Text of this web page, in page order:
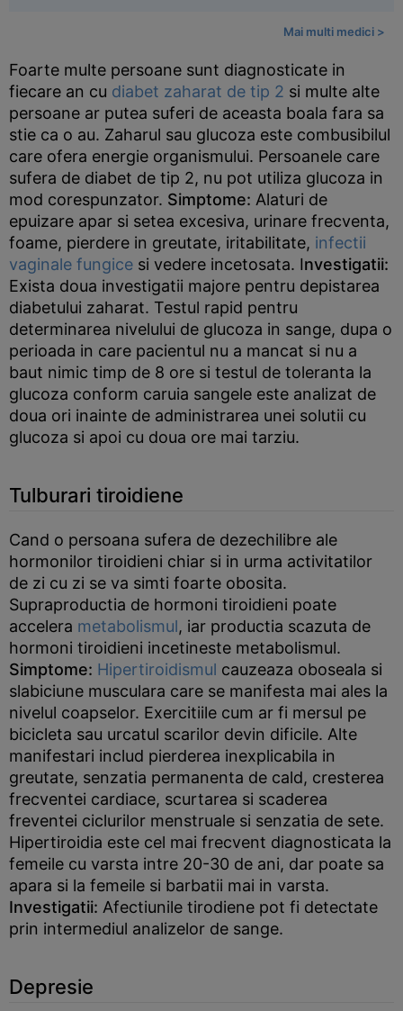
Mai multi medici >
Foarte multe persoane sunt diagnosticate in
fiecare an cu diabet zaharat de tip 2 si multe alte
persoane ar putea suferi de aceasta boala fara sa
stie ca o au. Zaharul sau glucoza este combusibilul
care ofera energie organismului. Persoanele care
sufera de diabet de tip 2, nu pot utiliza glucoza in
mod corespunzator. Simptome: Alaturi de
epuizare apar si setea excesiva, urinare frecventa,
foame, pierdere in greutate, iritabilitate, infectii
vaginale fungice si vedere incetosata. Investigatii:
Exista doua investigatii majore pentru depistarea
diabetului zaharat. Testul rapid pentru
determinarea nivelului de glucoza in sange, dupa o
perioada in care pacientul nu a mancat si nu a
baut nimic timp de 8 ore si testul de toleranta la
glucoza conform caruia sangele este analizat de
doua ori inainte de administrarea unei solutii cu
glucoza si apoi cu doua ore mai tarziu.
Tulburari tiroidiene
Cand o persoana sufera de dezechilibre ale
hormonilor tiroidieni chiar si in urma activitatilor
de zi cu zi se va simti foarte obosita.
Supraproductia de hormoni tiroidieni poate
accelera metabolismul, iar productia scazuta de
hormoni tiroidieni incetineste metabolismul.
Simptome: Hipertiroidismul cauzeaza oboseala si
slabiciune musculara care se manifesta mai ales la
nivelul coapselor. Exercitiile cum ar fi mersul pe
bicicleta sau urcatul scarilor devin dificile. Alte
manifestari includ pierderea inexplicabila in
greutate, senzatia permanenta de cald, cresterea
frecventei cardiace, scurtarea si scaderea
freventei ciclurilor menstruale si senzatia de sete.
Hipertiroidia este cel mai frecvent diagnosticata la
femeile cu varsta intre 20-30 de ani, dar poate sa
apara si la femeile si barbatii mai in varsta.
Investigatii: Afectiunile tirodiene pot fi detectate
prin intermediul analizelor de sange.
Depresie